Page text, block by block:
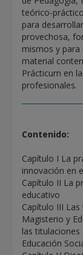
teórico-
para
provechosa,
mismos y para
material
Prácticum en
profesionales.
Contenido:
Capítulo I La
innovación en
Capítulo II La
educativo
Capítulo III
Magisterio y
las
Educación